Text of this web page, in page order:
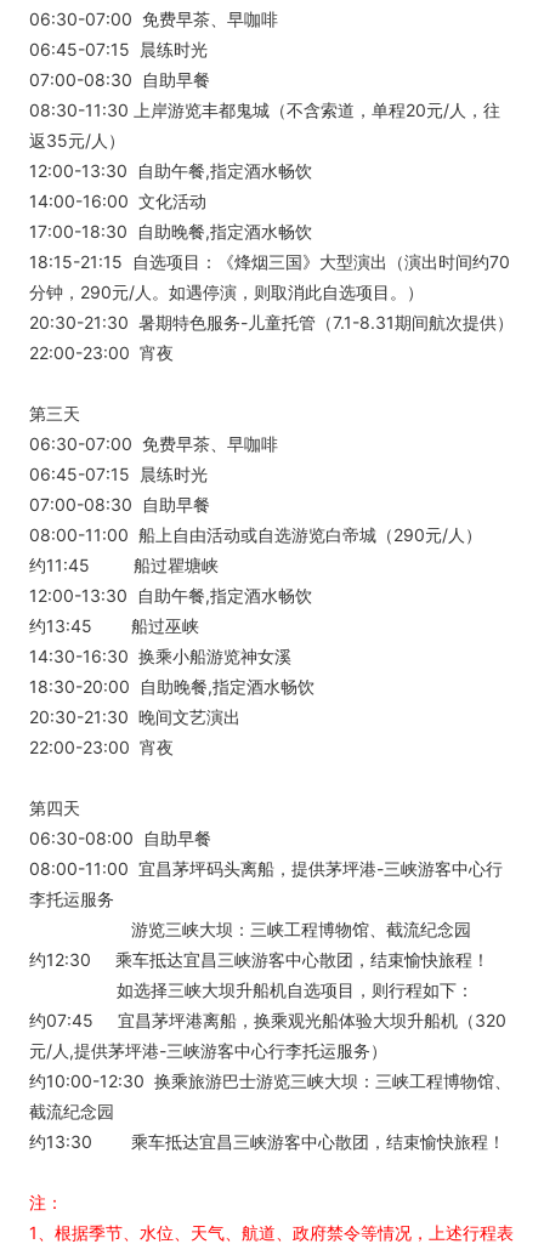
06:30-07:00 免费早茶、早咖啡
06:45-07:15 晨练时光
07:00-08:30 自助早餐
08:30-11:30 上岸游览丰都鬼城（不含索道，单程20元/人，往
返35元/人）
12:00-13:30 自助午餐,指定酒水畅饮
14:00-16:00 文化活动
17:00-18:30 自助晚餐,指定酒水畅饮
18:15-21:15 自选项目：《烽烟三国》大型演出（演出时间约70
分钟，290元/人。如遇停演，则取消此自选项目。）
20:30-21:30 暑期特色服务-儿童托管（7.1-8.31期间航次提供）
22:00-23:00 宵夜
第三天
06:30-07:00 免费早茶、早咖啡
06:45-07:15 晨练时光
07:00-08:30 自助早餐
08:00-11:00 船上自由活动或自选游览白帝城（290元/人）
约11:45 船过瞿塘峡
12:00-13:30 自助午餐,指定酒水畅饮
约13:45 船过巫峡
14:30-16:30 换乘小船游览神女溪
18:30-20:00 自助晚餐,指定酒水畅饮
20:30-21:30 晚间文艺演出
22:00-23:00 宵夜
第四天
06:30-08:00 自助早餐
08:00-11:00 宜昌茅坪码头离船，提供茅坪港-三峡游客中心行
李托运服务
游览三峡大坝：三峡工程博物馆、截流纪念园
约12:30 乘车抵达宜昌三峡游客中心散团，结束愉快旅程！
如选择三峡大坝升船机自选项目，则行程如下：
约07:45 宜昌茅坪港离船，换乘观光船体验大坝升船机（320
元/人,提供茅坪港-三峡游客中心行李托运服务）
约10:00-12:30 换乘旅游巴士游览三峡大坝：三峡工程博物馆、
截流纪念园
约13:30 乘车抵达宜昌三峡游客中心散团，结束愉快旅程！
注：
1、根据季节、水位、天气、航道、政府禁令等情况，上述行程表